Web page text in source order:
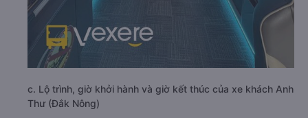
c. Lộ trình, giờ khởi hành và giờ kết thúc của xe khách Anh
Thư (Đắk Nông)